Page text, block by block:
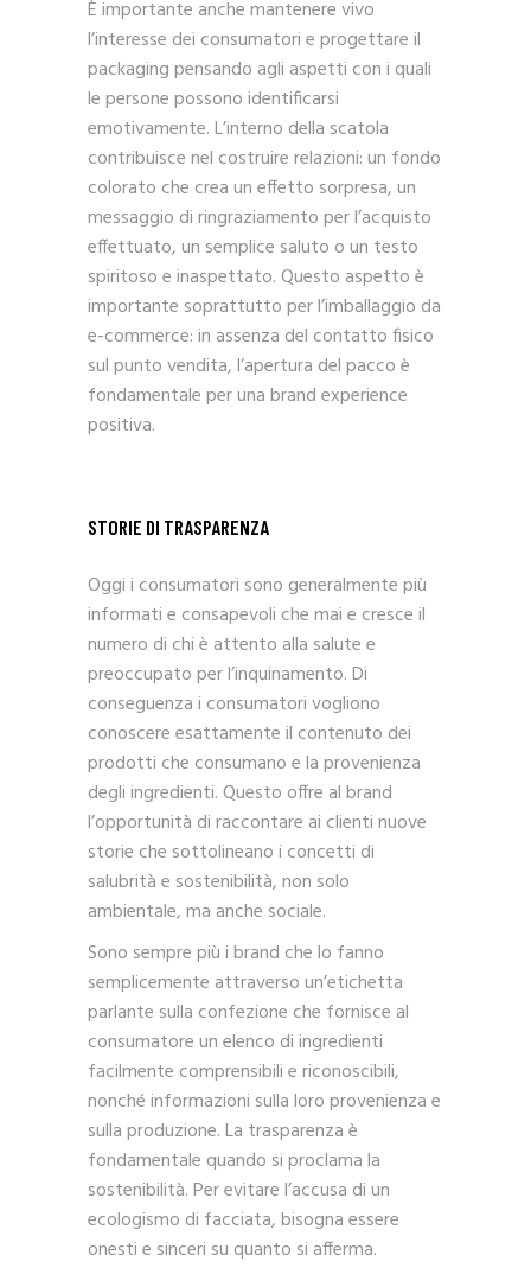
È importante anche mantenere vivo
l’interesse dei consumatori e progettare il
packaging pensando agli aspetti con i quali
le persone possono identificarsi
emotivamente. L’interno della scatola
contribuisce nel costruire relazioni: un fondo
colorato che crea un effetto sorpresa, un
messaggio di ringraziamento per l’acquisto
effettuato, un semplice saluto o un testo
spiritoso e inaspettato. Questo aspetto è
importante soprattutto per l’imballaggio da
e-commerce: in assenza del contatto fisico
sul punto vendita, l’apertura del pacco è
fondamentale per una brand experience
positiva.
STORIE DI TRASPARENZA
Oggi i consumatori sono generalmente più
informati e consapevoli che mai e cresce il
numero di chi è attento alla salute e
preoccupato per l’inquinamento. Di
conseguenza i consumatori vogliono
conoscere esattamente il contenuto dei
prodotti che consumano e la provenienza
degli ingredienti. Questo offre al brand
l’opportunità di raccontare ai clienti nuove
storie che sottolineano i concetti di
salubrità e sostenibilità, non solo
ambientale, ma anche sociale.
Sono sempre più i brand che lo fanno
semplicemente attraverso un’etichetta
parlante sulla confezione che fornisce al
consumatore un elenco di ingredienti
facilmente comprensibili e riconoscibili,
nonché informazioni sulla loro provenienza e
sulla produzione. La trasparenza è
fondamentale quando si proclama la
sostenibilità. Per evitare l’accusa di un
ecologismo di facciata, bisogna essere
onesti e sinceri su quanto si afferma.